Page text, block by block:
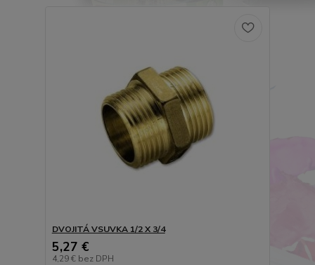
DVOJITÁ VSUVKA 1/2 X 3/4
5,27 €
4,29 € bez DPH